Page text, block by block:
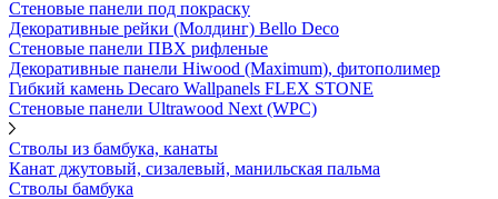
Стеновые панели под покраску
Декоративные рейки (Молдинг) Bello Deco
Стеновые панели ПВХ рифленыe
Декоративные панели Hiwood (Maximum), фитополимер
Гибкий камень Decaro Wallpanels FLEX STONE
Стеновые панели Ultrawood Next (WPC)
Стволы из бамбука, канаты
Канат джутовый, сизалевый, манильская пальма
Стволы бамбука